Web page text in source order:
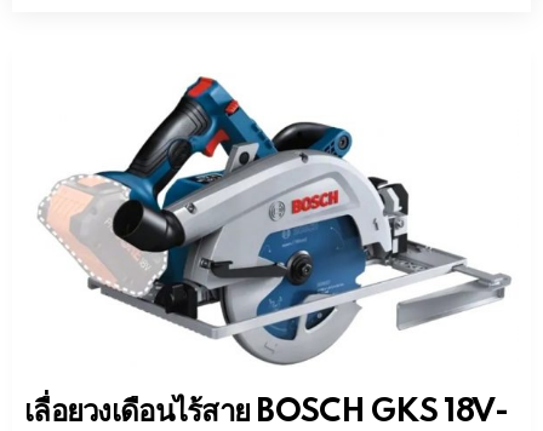
เลื่อยวงเดือนไร้สาย BOSCH GKS 18V-